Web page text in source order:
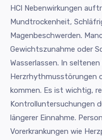
HCl Nebenwirkungen
Mundtrockenheit,
Magenbeschwerden.
Gewichtszunahme oder
Wasserlassen. In
Herzrhythmusstörungen
kommen. Es ist wichtig,
Kontrolluntersuchungen
längerer Einnahme.
Vorerkrankungen wie